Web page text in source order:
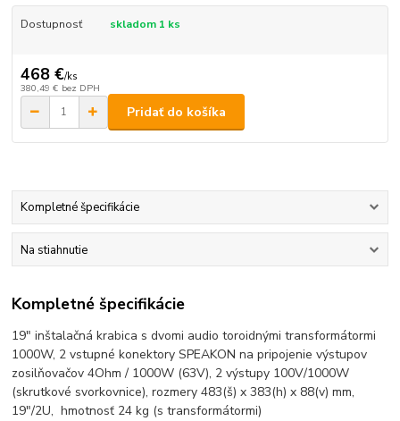
Dostupnosť skladom 1 ks
468 €/ks
380,49 € bez DPH
Pridať do košíka
Kompletné špecifikácie
Na stiahnutie
Kompletné špecifikácie
19" inštalačná krabica s dvomi audio toroidnými transformátormi
1000W, 2 vstupné konektory SPEAKON na pripojenie výstupov
zosilňovačov 4Ohm / 1000W (63V), 2 výstupy 100V/1000W
(skrutkové svorkovnice), rozmery 483(š) x 383(h) x 88(v) mm,
19"/2U, hmotnosť 24 kg (s transformátormi)